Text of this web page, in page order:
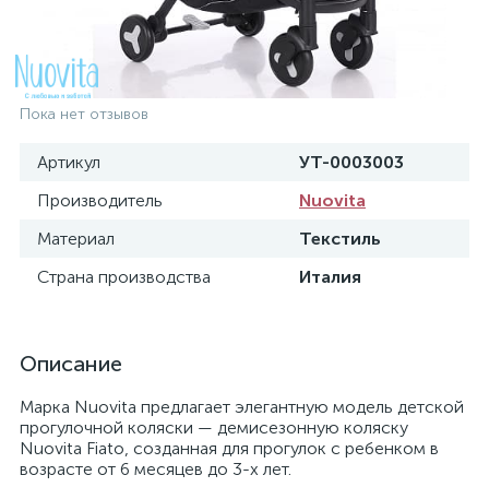
Пока нет отзывов
Артикул
УТ-0003003
Производитель
Nuovita
Материал
Текстиль
Страна производства
Италия
Описание
Марка Nuovita предлагает элегантную модель детской
прогулочной коляски — демисезонную коляску
Nuovita Fiato, созданная для прогулок с ребенком в
возрасте от 6 месяцев до 3-х лет.